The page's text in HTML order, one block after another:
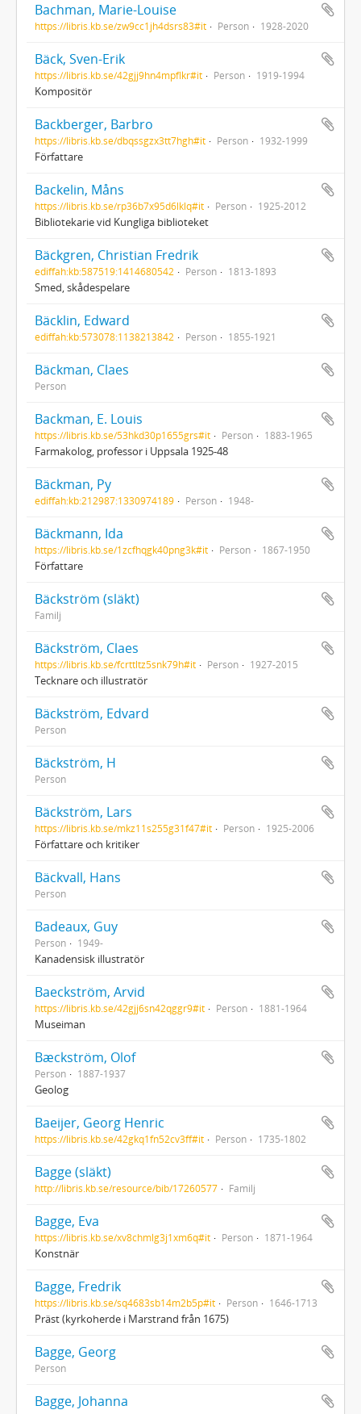
Bachman, Marie-Louise
https://libris.kb.se/zw9cc1jh4dsrs83#it Person 1928-2020
Bäck, Sven-Erik
https://libris.kb.se/42gjj9hn4mpflkr#it Person 1919-1994
Kompositör
Backberger, Barbro
https://libris.kb.se/dbqssgzx3tt7hgh#it Person 1932-1999
Författare
Backelin, Måns
https://libris.kb.se/rp36b7x95d6lklq#it Person 1925-2012
Bibliotekarie vid Kungliga biblioteket
Bäckgren, Christian Fredrik
ediffah:kb:587519:1414680542 Person 1813-1893
Smed, skådespelare
Bäcklin, Edward
ediffah:kb:573078:1138213842 Person 1855-1921
Bäckman, Claes
Person
Backman, E. Louis
https://libris.kb.se/53hkd30p1655grs#it Person 1883-1965
Farmakolog, professor i Uppsala 1925-48
Bäckman, Py
ediffah:kb:212987:1330974189 Person 1948-
Bäckmann, Ida
https://libris.kb.se/1zcfhqgk40png3k#it Person 1867-1950
Författare
Bäckström (släkt)
Familj
Bäckström, Claes
https://libris.kb.se/fcrttltz5snk79h#it Person 1927-2015
Tecknare och illustratör
Bäckström, Edvard
Person
Bäckström, H
Person
Bäckström, Lars
https://libris.kb.se/mkz11s255g31f47#it Person 1925-2006
Författare och kritiker
Bäckvall, Hans
Person
Badeaux, Guy
Person 1949-
Kanadensisk illustratör
Baeckström, Arvid
https://libris.kb.se/42gjj6sn42qggr9#it Person 1881-1964
Museiman
Bæckström, Olof
Person 1887-1937
Geolog
Baeijer, Georg Henric
https://libris.kb.se/42gkq1fn52cv3ff#it Person 1735-1802
Bagge (släkt)
http://libris.kb.se/resource/bib/17260577 Familj
Bagge, Eva
https://libris.kb.se/xv8chmlg3j1xm6q#it Person 1871-1964
Konstnär
Bagge, Fredrik
https://libris.kb.se/sq4683sb14m2b5p#it Person 1646-1713
Präst (kyrkoherde i Marstrand från 1675)
Bagge, Georg
Person
Bagge, Johanna